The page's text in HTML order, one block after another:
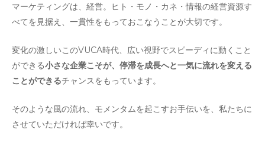
マーケティングは、経営。
ヒト・モノ・カネ・情報の経営資源す
べてを見据え、一貫性をもっておこなうことが大切です。
変化の激しいこのVUCA時代、広い視野でスピーディに動くこと
ができる小さな企業こそが、停滞を成長へと一気に流れを変える
ことができるチャンスをもっています。
そのような風の流れ、モメンタムを起こすお手伝いを、私たちに
させていただければ幸いです。